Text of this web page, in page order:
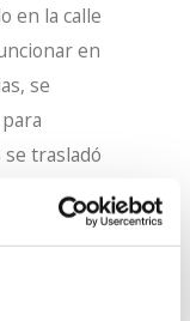
en la calle
en
se
se trasladó
en